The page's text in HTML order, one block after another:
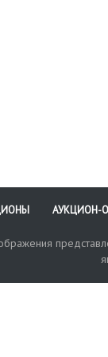
АУКЦИОН-